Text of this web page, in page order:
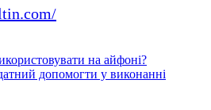
на айфоні?
допомогти у виконанні